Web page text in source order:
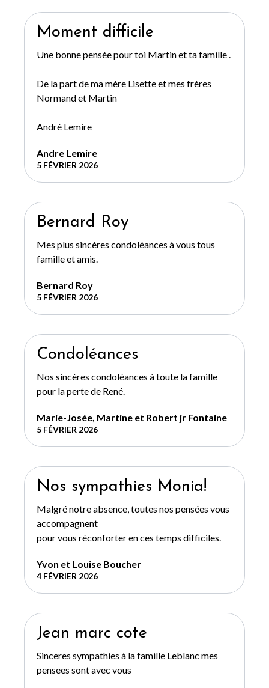
Moment difficile
Une bonne pensée pour toi Martin et ta famille .
De la part de ma mère Lisette et mes frères
Normand et Martin
André Lemire
Andre Lemire
5 FÉVRIER 2026
Bernard Roy
Mes plus sincères condoléances à vous tous
famille et amis.
Bernard Roy
5 FÉVRIER 2026
Condoléances
Nos sincères condoléances à toute la famille
pour la perte de René.
Marie-Josée, Martine et Robert jr Fontaine
5 FÉVRIER 2026
Nos sympathies Monia!
Malgré notre absence, toutes nos pensées vous
accompagnent
pour vous réconforter en ces temps difficiles.
Yvon et Louise Boucher
4 FÉVRIER 2026
Jean marc cote
Sinceres sympathies à la famille Leblanc mes
pensees sont avec vous